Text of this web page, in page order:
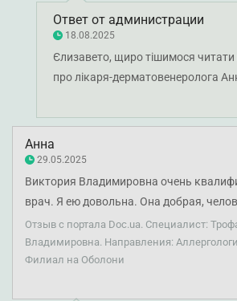
Ответ от администрации
18.08.2025
Єлизавето, щиро тішимося читати
про лікаря-дерматовенеролога
лікаря-алерголога Вікторі.
знати, що ви залишилися
адміністраторів. Ваші слова —
для всієї команди. Бажаємо вам
Анна
29.05.2025
Виктория Владимировна очень
врач. Я ею довольна. Она добрая,
отзывчивая. Я очень рада, что есть
Виктория Владимировна – классный и
квалифицированный специалист. Я
с ней не раз встречаться. Здоровье
Отзыв с портала Doc.ua. Специалист:
Владимировна. Направления:
Филиал на Оболони